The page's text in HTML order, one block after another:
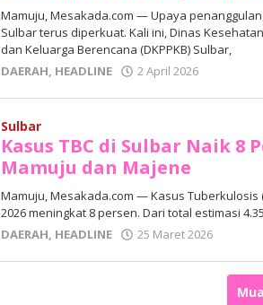
Mamuju, Mesakada.com — Upaya
Sulbar terus diperkuat. Kali ini, Dinas
dan Keluarga Berencana (DKPPKB) Sulbar,
DAERAH, HEADLINE 2 April 2026
Junaedi
Sulbar
Kasus TBC di Sulbar Naik 8
Mamuju dan Majene
Mamuju, Mesakada.com — Kasus Tuberkulosis
2026 meningkat 8 persen. Dari total estimasi
DAERAH, HEADLINE 25 Maret 2026